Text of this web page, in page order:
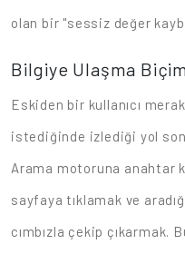
olan bir "sessiz değer
Bilgiye Ulaşma
Eskiden bir kullanıcı
istediğinde izlediği yol
Arama motoruna anahtar
sayfaya tıklamak ve
cımbızla çekip çıkarmak.